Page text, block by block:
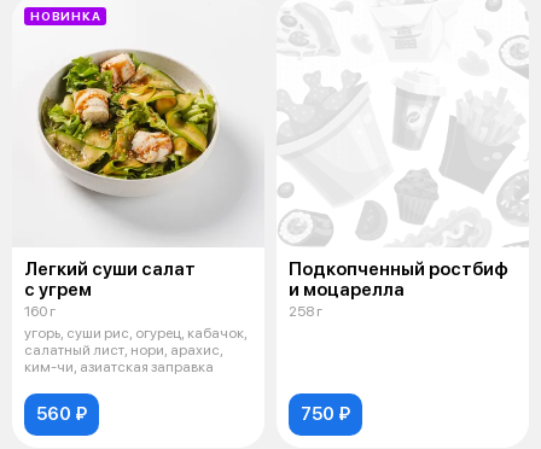
НОВИНКА
Легкий суши салат
с угрем
160 г
угорь, суши рис, огурец, кабачок,
салатный лист, нори, арахис,
ким-чи, азиатская заправка
560 ₽
Подкопченный ростбиф
и моцарелла
258 г
750 ₽